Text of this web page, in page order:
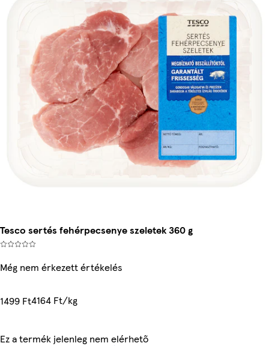
Tesco sertés fehérpecsenye szeletek 360 g
Még nem érkezett értékelés
1499 Ft4164 Ft/kg
Ez a termék jelenleg nem elérhető